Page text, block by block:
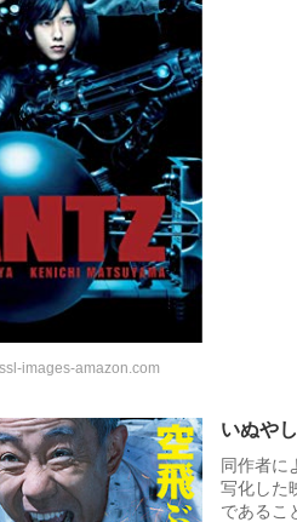
images-amazon.com
いぬや
同作者に
写化した
であるこ